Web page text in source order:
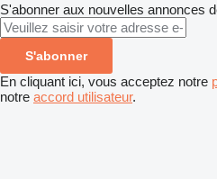
S'abonner aux nouvelles annonces
S'abonner
En cliquant ici, vous acceptez notre
notre accord utilisateur.